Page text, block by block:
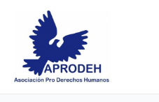
content
navigation